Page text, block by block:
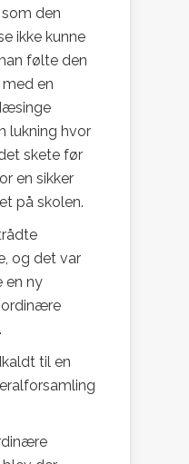
den
ikke kunne
følte den
en
lukning hvor
skete før
en sikker
på skolen.
og det var
en ny
ordinære
til en